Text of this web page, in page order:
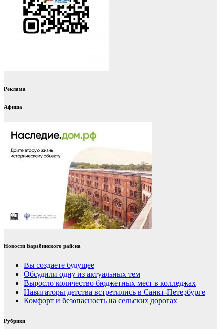
Реклама
Афиша
Новости Барабинского района
Вы создаёте будущее
Обсудили одну из актуальных тем
Выросло количество бюджетных мест в колледжах
Навигаторы детства встретились в Санкт-Петербурге
Комфорт и безопасность на сельских дорогах
Рубрики